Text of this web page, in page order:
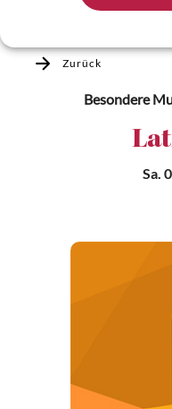
Zurück
Besondere
Sa.